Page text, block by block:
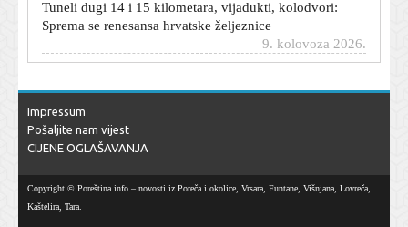
Sprema se renesansa hrvatske željeznice
9. kolovoza 2026.
Još jedan Hrvat dolazi u Brazil: Igrat će gradski derbi
9. kolovoza 2026.
Na ušću Kupe u Savu pronađeno tijelo muškarca
koje dobro podnose ljetnu žegu
Impressum
Pošaljite nam vijest
CIJENE OGLAŠAVANJA
Copyright © Poreština.info – novosti iz Poreča i okolice, Vrsara, Funtane, Višnjana, Lovreča,
Kaštelira, Tara.